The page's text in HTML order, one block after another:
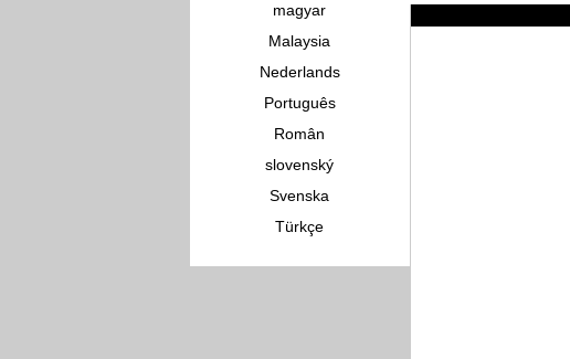
magyar
Malaysia
Nederlands
Português
Român
slovenský
Svenska
Türkçe